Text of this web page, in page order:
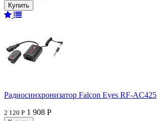
Радиосинхронизатор Falcon Eyes RF-AC425
2 120 Р 1 908 Р